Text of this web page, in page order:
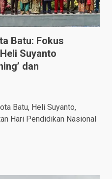
Batu: Fokus
Suyanto
dan
Batu, Heli Suyanto,
Hari Pendidikan Nasional